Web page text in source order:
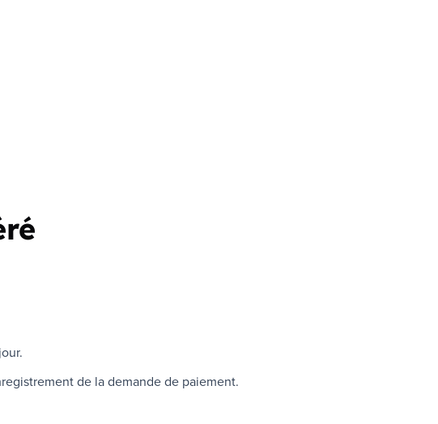
de la demande de paiement.